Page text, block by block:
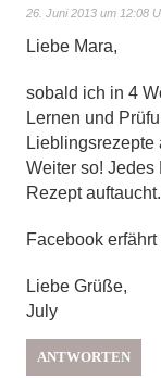
26. Juni 2013 um 12:08
Liebe Mara,
sobald ich in 4
Lernen und
Weiter so! Jedes
Rezept
Facebook
Liebe Grüße,
July
ANTWORTEN